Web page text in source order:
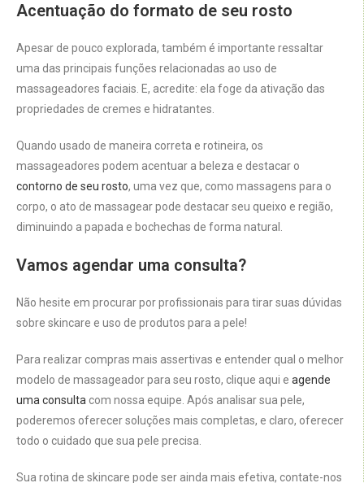
Acentuação do formato de seu rosto
Apesar de pouco explorada, também é importante ressaltar
uma das principais funções relacionadas ao uso de
massageadores faciais. E, acredite: ela foge da ativação das
propriedades de cremes e hidratantes.
Quando usado de maneira correta e rotineira, os
massageadores podem acentuar a beleza e destacar o
contorno de seu rosto, uma vez que, como massagens para o
corpo, o ato de massagear pode destacar seu queixo e região,
diminuindo a papada e bochechas de forma natural.
Vamos agendar uma consulta?
Não hesite em procurar por profissionais para tirar suas dúvidas
sobre skincare e uso de produtos para a pele!
Para realizar compras mais assertivas e entender qual o melhor
modelo de massageador para seu rosto, clique aqui e agende
uma consulta com nossa equipe. Após analisar sua pele,
poderemos oferecer soluções mais completas, e claro, oferecer
todo o cuidado que sua pele precisa.
Sua rotina de skincare pode ser ainda mais efetiva, contate-nos